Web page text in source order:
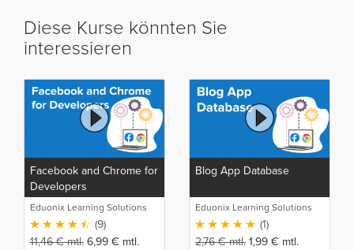
Diese Kurse könnten Sie
interessieren
Facebook and Chrome for
Developers
Eduonix Learning Solutions
(9)
11,46€mtl. 6,99 € mtl.
Blog App Database
Eduonix Learning Solutions
(1)
2,76€mtl. 1,99 € mtl.